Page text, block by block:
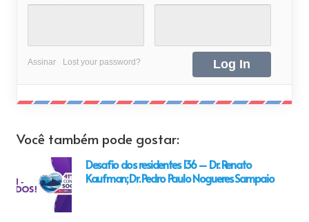
Assinar Lost your password?
Você também pode gostar:
Desafio dos residentes 136 – Dr. Renato
Kaufman; Dr. Pedro Paulo Nogueres Sampaio